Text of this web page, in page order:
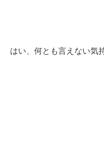
はい、何とも言えない気